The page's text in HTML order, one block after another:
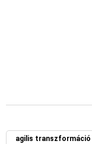
agilis transzformáció